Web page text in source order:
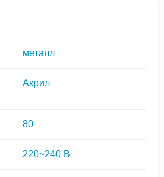
металл
Акрил
80
220~240 В